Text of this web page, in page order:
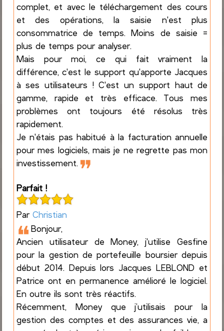
complet, et avec le téléchargement des cours
et des opérations, la saisie n'est plus
consommatrice de temps. Moins de saisie =
plus de temps pour analyser.
Mais pour moi, ce qui fait vraiment la
différence, c'est le support qu'apporte Jacques
à ses utilisateurs ! C'est un support haut de
gamme, rapide et très efficace. Tous mes
problèmes ont toujours été résolus très
rapidement.
Je n'étais pas habitué à la facturation annuelle
pour mes logiciels, mais je ne regrette pas mon
investissement. ❞
Parfait !
Par Christian
❝Bonjour,
Ancien utilisateur de Money, j'utilise Gesfine
pour la gestion de portefeuille boursier depuis
début 2014. Depuis lors Jacques LEBLOND et
Patrice ont en permanence amélioré le logiciel.
En outre ils sont très réactifs.
Récemment, Money que j’utilisais pour la
gestion des comptes et des assurances vie, a